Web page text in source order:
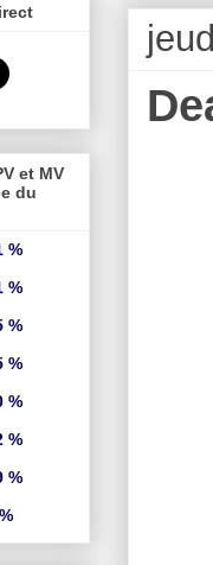
et MV
du
%
%
%
%
%
%
%